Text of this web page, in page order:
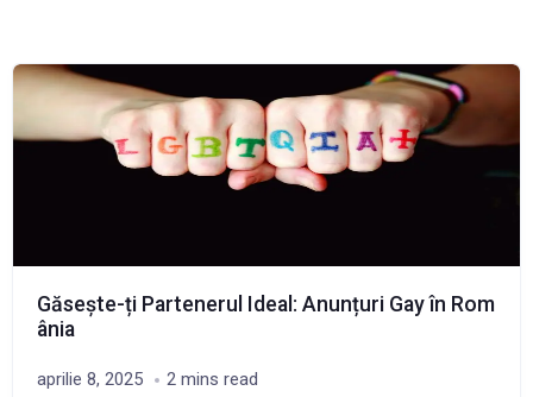
Găsește-ți Partenerul Ideal: Anunțuri Gay în Rom
ânia
aprilie 8, 2025 2 mins read